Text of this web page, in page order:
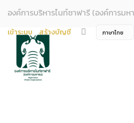
องค์การบริหารไนท์ซาฟารี (องค์การมห
เข้าระบบ สร้างบัญชี